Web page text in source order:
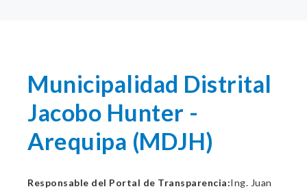
Municipalidad Distrital
Jacobo Hunter -
Arequipa (MDJH)
Responsable del Portal de Transparencia:Ing. Juan